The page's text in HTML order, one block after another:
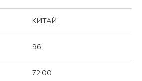
КИТАЙ
96
72.00